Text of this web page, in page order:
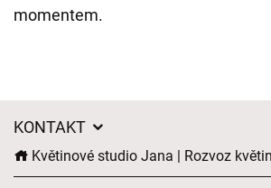
momentem.
KONTAKT
Květinové studio Jana | Rozvoz květin